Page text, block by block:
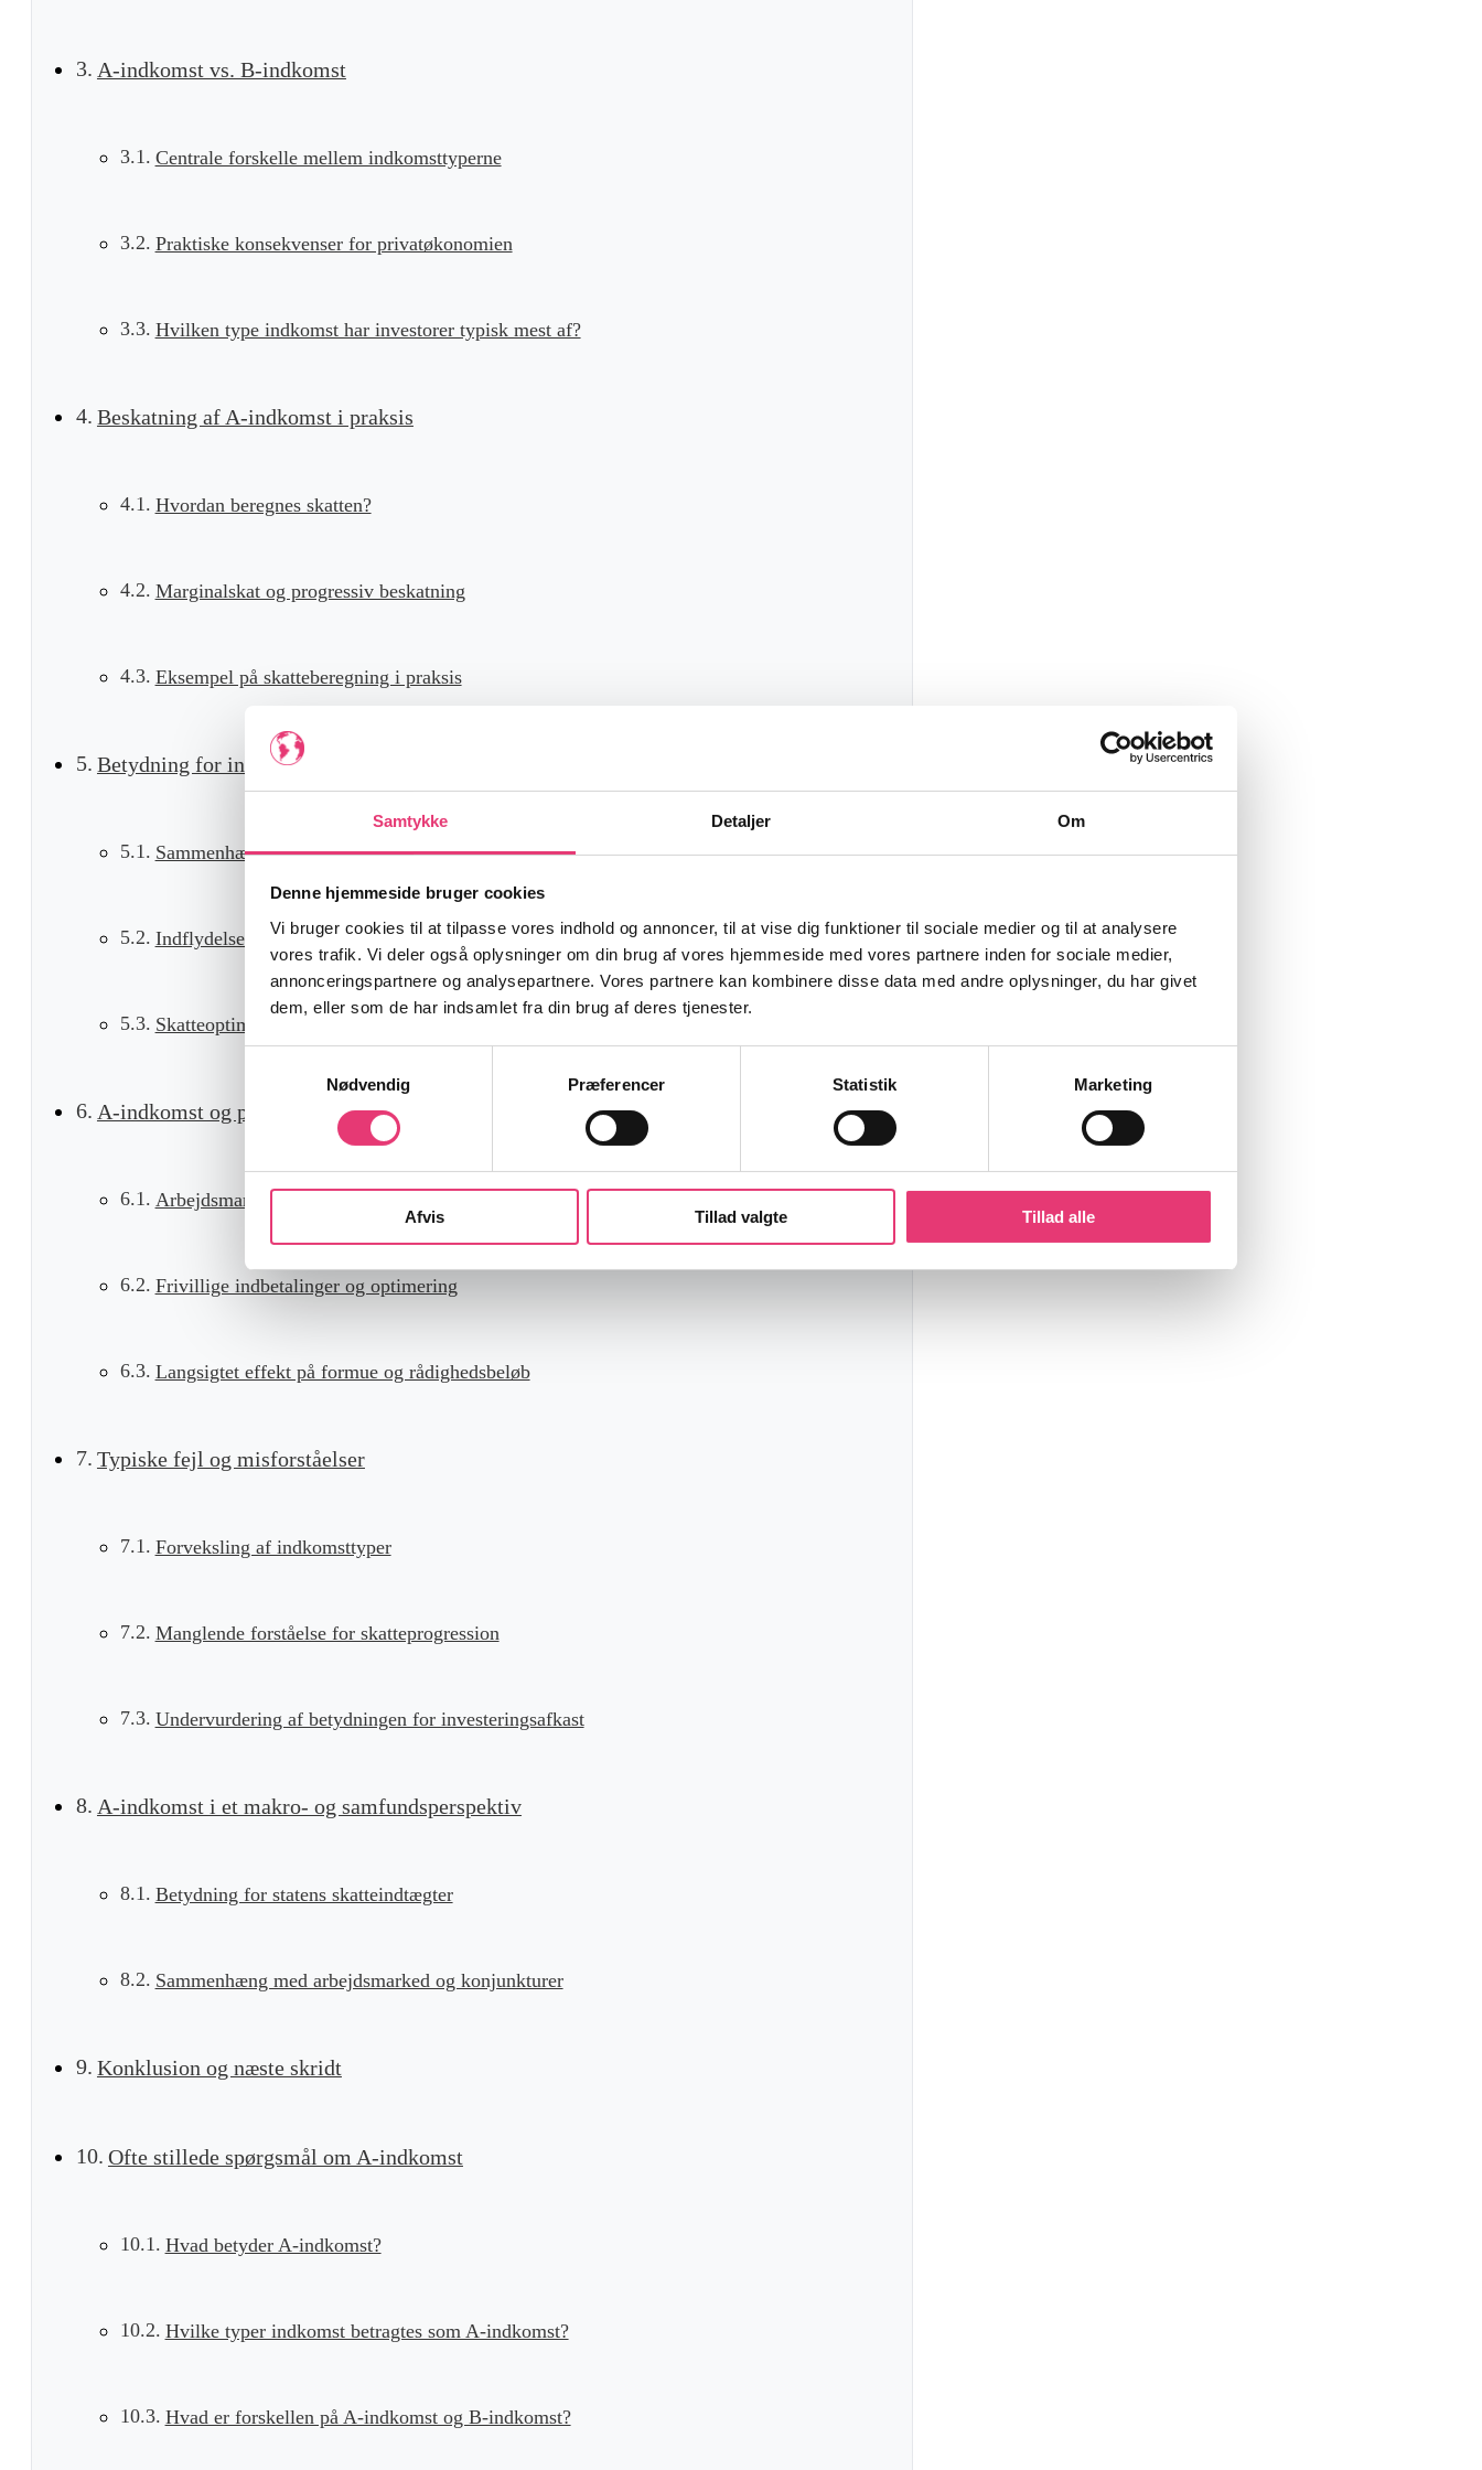
Samtykke Detaljer Om
Denne hjemmeside bruger cookies
Vi bruger cookies til at tilpasse vores indhold og annoncer, til at vise dig funktioner til sociale medier og til at analysere
vores trafik. Vi deler også oplysninger om din brug af vores hjemmeside med vores partnere inden for sociale medier,
annonceringspartnere og analysepartnere. Vores partnere kan kombinere disse data med andre oplysninger, du har givet
dem, eller som de har indsamlet fra din brug af deres tjenester.
Nødvendig
Præferencer Statistik Marketing
Afvis Tillad valgte Tillad alle
A-indkomst vs. B-indkomst
Centrale forskelle mellem indkomsttyperne
Praktiske konsekvenser for privatøkonomien
Hvilken type indkomst har investorer typisk mest af?
Beskatning af A-indkomst i praksis
Hvordan beregnes skatten?
Marginalskat og progressiv beskatning
Eksempel på skatteberegning i praksis
Betydning for investorer og formueopbygning
Sammenhæng mellem lønindkomst og investeringsstrategi
Indflydelse på valg af investeringskonti
Skatteoptimering set fra investorens perspektiv
A-indkomst og pensionsopsparing
Arbejdsmarkedspension og lønindkomst
Frivillige indbetalinger og optimering
Langsigtet effekt på formue og rådighedsbeløb
Typiske fejl og misforståelser
Forveksling af indkomsttyper
Manglende forståelse for skatteprogression
Undervurdering af betydningen for investeringsafkast
A-indkomst i et makro- og samfundsperspektiv
Betydning for statens skatteindtægter
Sammenhæng med arbejdsmarked og konjunkturer
Konklusion og næste skridt
Ofte stillede spørgsmål om A-indkomst
Hvad betyder A-indkomst?
Hvilke typer indkomst betragtes som A-indkomst?
Hvad er forskellen på A-indkomst og B-indkomst?